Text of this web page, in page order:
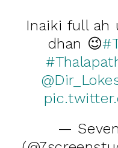
Inaiki full ah
dhan 😉
—